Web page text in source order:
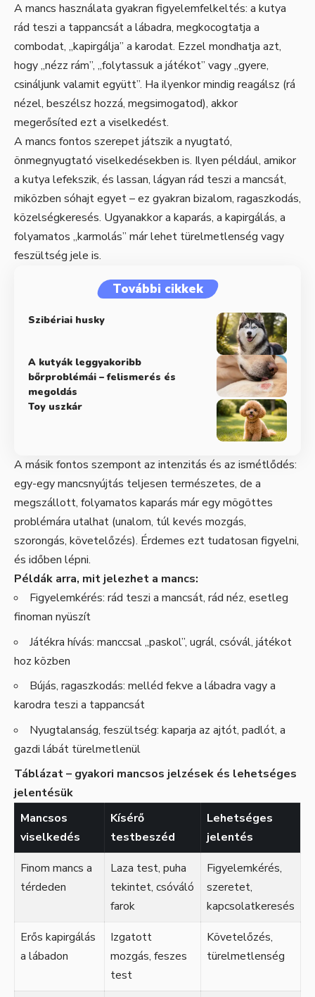
A mancs használata gyakran figyelemfelkeltés: a kutya
rád teszi a tappancsát a lábadra, megkocogtatja a
combodat, „kapirgálja” a karodat. Ezzel mondhatja azt,
hogy „nézz rám”, „folytassuk a játékot” vagy „gyere,
csináljunk valamit együtt”. Ha ilyenkor mindig reagálsz (rá
nézel, beszélsz hozzá, megsimogatod), akkor
megerősíted ezt a viselkedést.
A mancs fontos szerepet játszik a nyugtató,
önmegnyugtató viselkedésekben is. Ilyen például, amikor
a kutya lefekszik, és lassan, lágyan rád teszi a mancsát,
miközben sóhajt egyet – ez gyakran bizalom, ragaszkodás,
közelségkeresés. Ugyanakkor a kaparás, a kapirgálás, a
folyamatos „karmolás” már lehet türelmetlenség vagy
feszültség jele is.
További cikkek
Szibériai husky
A kutyák leggyakoribb
bőrproblémái – felismerés és
megoldás
Toy uszkár
A másik fontos szempont az intenzitás és az ismétlődés:
egy-egy mancsnyújtás teljesen természetes, de a
megszállott, folyamatos kaparás már egy mögöttes
problémára utalhat (unalom, túl kevés mozgás,
szorongás, követelőzés). Érdemes ezt tudatosan figyelni,
és időben lépni.
Példák arra, mit jelezhet a mancs:
Figyelemkérés: rád teszi a mancsát, rád néz, esetleg
finoman nyüszít
Játékra hívás: manccsal „paskol”, ugrál, csóvál, játékot
hoz közben
Bújás, ragaszkodás: melléd fekve a lábadra vagy a
karodra teszi a tappancsát
Nyugtalanság, feszültség: kaparja az ajtót, padlót, a
gazdi lábát türelmetlenül
Táblázat – gyakori mancsos jelzések és lehetséges
jelentésük
Mancsos
viselkedés
Kísérő
testbeszéd
Lehetséges
jelentés
Finom mancs a
térdeden
Laza test, puha
tekintet, csóváló
farok
Figyelemkérés,
szeretet,
kapcsolatkeresés
Erős kapirgálás
a lábadon
Izgatott
mozgás, feszes
test
Követelőzés,
türelmetlenség